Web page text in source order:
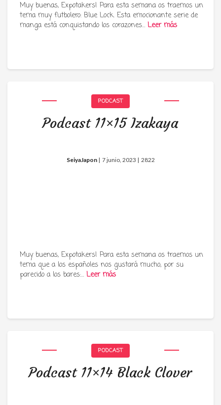
Muy buenas, Expotakers! Para esta semana os traemos un
tema muy futbolero: Blue Lock. Esta emocionante serie de
manga está conquistando los corazones… Leer más
PODCAST
Podcast 11×15 Izakaya
SeiyaJapon| 7 junio, 2023 | 2822
Muy buenas, Expotakers! Para esta semana os traemos un
tema que a los españoles nos gustará mucho, por su
parecido a los bares:… Leer más
PODCAST
Podcast 11×14 Black Clover